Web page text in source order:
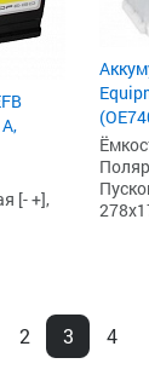
[- +],
2 3 4